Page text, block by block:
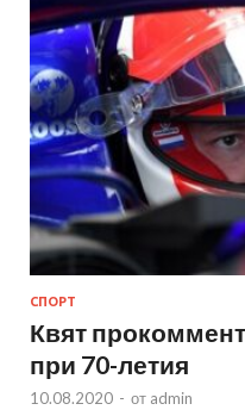
СПОРТ
Квят
при 70-летия
10.08.2020 - от admin